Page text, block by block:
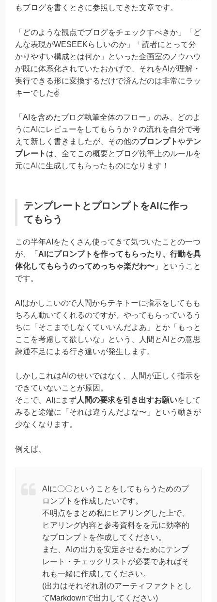
もブログを書くときに参照してきた文章です。
「どのような観点でブログをチェックすべきか」「ど
んな表現がWESEEKらしいのか」「読者にとって分
かりやすい構成とは何か」といった企画室のノウハウ
が既に体系化されていたおかげで、それをAIが理解・
実行できる形に変換するだけで済んだのは非常にラッ
キーでした✌️
「AIを含めたブログ執筆全体のフロー」のみ、どのよ
うにAIにレビューをしてもらうか？の流れを自分で考
えて新しく書きましたが、その他のプロンプトやテン
プレート は、全てこの概要とブログ執筆上のルールを
元にAIに生成してもらったものになります！
テンプレートとプロンプトをAIに作っ
てもらう
この半年AIをたくさん使ってきて気づいたことの一つ
が、「 AIにプロンプトを作ってもらったり、行動を具
体化してもらうのってめっちゃ楽だわ〜 」ということ
です。
AIはかしこいので人間からテキトーに指示をしてもも
ちろん動いてくれるのですが、やってもらっているう
ちに「そこまでしなくていいんだよあ」とか「もっと
ここを考慮して欲しいな」という、人間とAIとの意思
疎通不足による行き違いが発生します。
しかしこれはAIのせいではなく、人間が正しく指示を
できていないことが原因。
そこで、AIにまず人間の要求を引き出すお願いをして
みると途端に「それは違うんだよな〜」という動きが
少なくなります。
例えば、
AIに〇〇ということをしてもらうためのプ
ロンプトを作成したいです。
不明点をまとめ私にヒアリングした上で、
ヒアリング内容と参考資料をを元に効率的
なプロンプトを作成してください。
また、AIの出力を安定させるためにテンプ
レート・チェックリストが必要であればそ
れも一緒に作成してください。
(出力はそれぞれ別のアーティファクトとし
てMarkdownで出力してください)